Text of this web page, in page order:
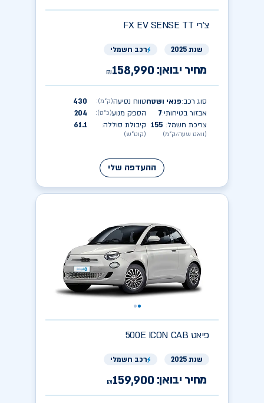
צ'רי FX EV SENSE TT
שנת 2025 רכב חשמלי
מחיר יבואן: ₪158,990
סוג רכב:פנאי ושטח
אבזור בטיחותי:
7
צריכת חשמל:
(וואט שעה/ק״מ)
155
טווח נסיעה(ק״מ):
430
הספק מנוע(כ״ס):
204
קיבולת סוללה:
(קוט״ש)
61.1
ההעדפה שלי
פיאט 500E ICON CAB
שנת 2025 רכב חשמלי
מחיר יבואן: ₪159,900